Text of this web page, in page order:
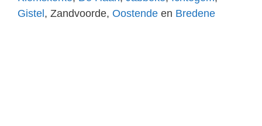
Gistel , Zandvoorde, Oostende en Bredene